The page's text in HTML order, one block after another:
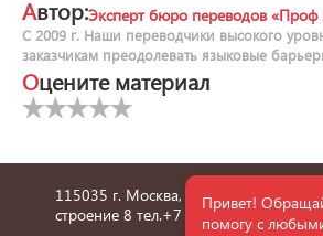
Автор:Эксперт бюро переводов «Проф
С 2009 г. Наши переводчики высокого
заказчикам преодолевать языковые
Оцените материал
115035 г. Москва, улица Пятницкая,
строение 8 тел.+7 495 660 36 24
Привет!
помогу с